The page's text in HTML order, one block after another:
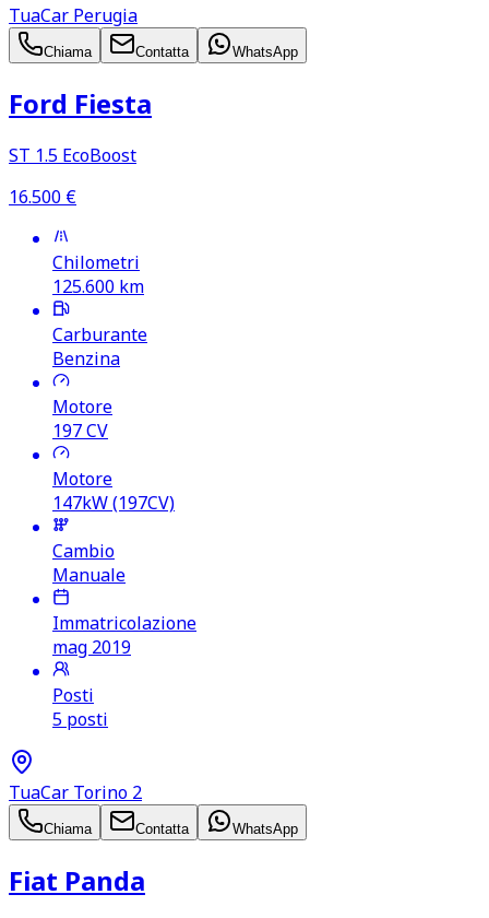
TuaCar Perugia
Chiama Contatta WhatsApp
Ford Fiesta
ST 1.5 EcoBoost
16.500 €
Chilometri
125.600 km
Carburante
Benzina
Motore
197CV
Motore
147kW (197CV)
Cambio
Manuale
Immatricolazione
mag 2019
Posti
5 posti
TuaCar Torino 2
Chiama Contatta WhatsApp
Fiat Panda